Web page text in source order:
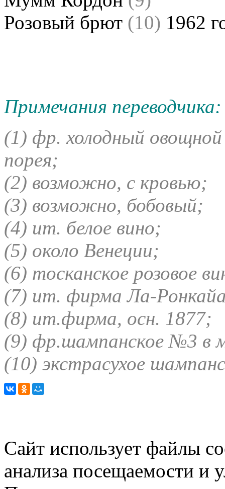
Розовый брют (10) 1962
Примечания переводчика:
(1) фр. холодный
порея;
(2) возможно, с кровью;
(3) возможно, бобовый;
(4) ит. белое вино;
(5) около Венеции;
(6) тосканское розовое
(7) ит. фирма Ла-
(8) ит.фирма, осн. 1877;
(9) фр.шампанское №3 в
(10) экстрасухое
Сайт использует файлы
анализа посещаемости и